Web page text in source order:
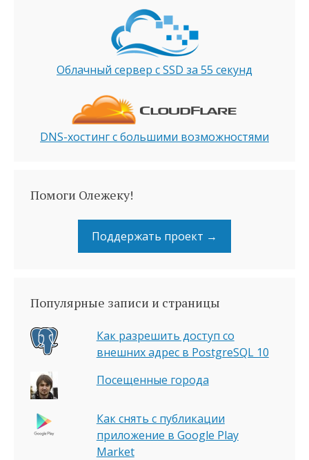
Облачный сервер с SSD за 55 секунд
DNS-хостинг с большими возможностями
Помоги Олежеку!
Поддержать проект →
Популярные записи и страницы
Как разрешить доступ со
внешних адрес в PostgreSQL 10
Посещенные города
Как снять с публикации
приложение в Google Play
Market